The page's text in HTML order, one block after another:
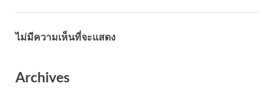
ไม่มีความเห็นที่จะแสดง
Archives